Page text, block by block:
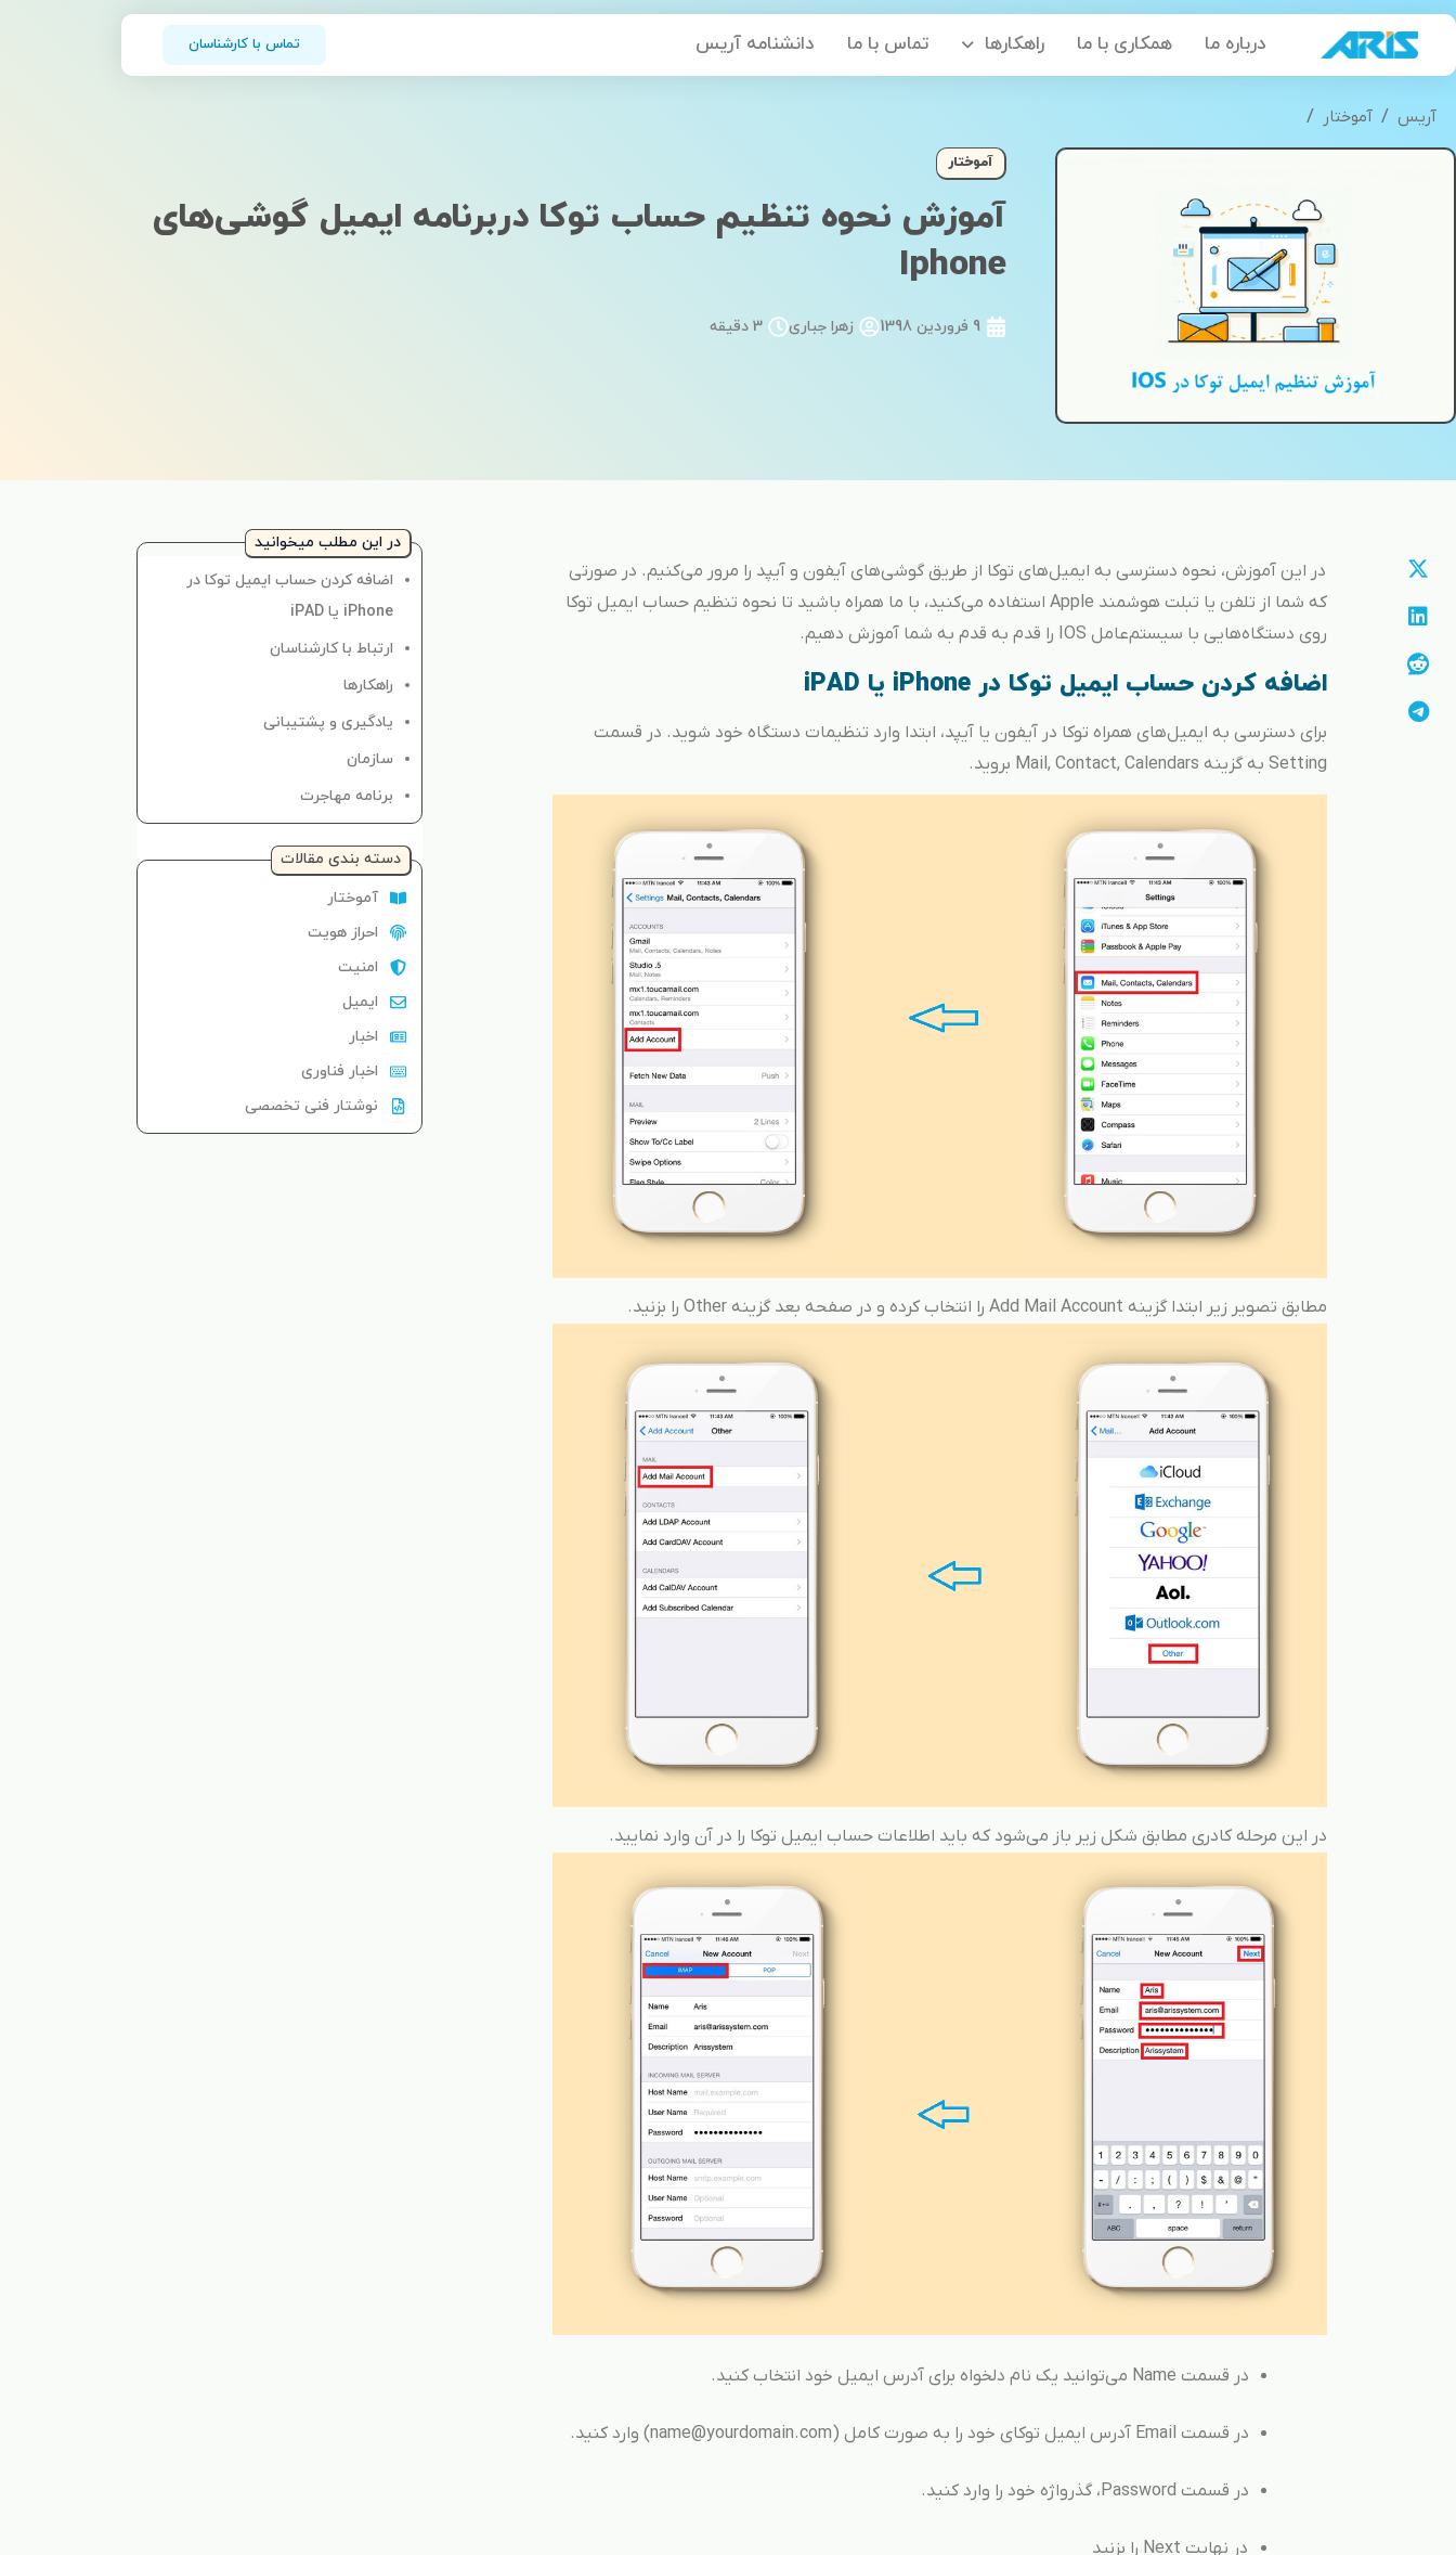
پرش
محتوا
درباره ما همکاری با ما راهکارها تماس با ما دانشنامه آریس تماس با کارشناسان
آریس / آموختار /
آموختار
آموزش نحوه تنظیم حساب توکا دربرنامه ایمیل گوشی‌های
Iphone
9 فروردین 1398 زهرا جباری 3 دقیقه
در این آموزش، نحوه دسترسی به ایمیل‌های توکا از طریق گوشی‌های آیفون و آیپد را مرور می‌کنیم. در صورتی
که شما از تلفن‌ یا تبلت‌ هوشمند Apple استفاده می‌کنید، با ما همراه باشید تا نحوه تنظیم حساب ایمیل توکا
روی دستگاه‌هایی با سیستم‌عامل IOS را قدم به قدم به شما آموزش دهیم.
اضافه کردن حساب ایمیل توکا در iPhone یا iPAD
برای دسترسی به ایمیل‌های همراه توکا در آیفون یا آیپد، ابتدا وارد تنظیمات دستگاه خود شوید. در قسمت
Setting به گزینه Mail, Contact, Calendars بروید.
مطابق تصویر زیر ابتدا گزینه Add Mail Account را انتخاب کرده و در صفحه بعد گزینه Other را بزنید.
در این مرحله کادری مطابق شکل زیر باز می‌شود که باید اطلاعات حساب ایمیل توکا را در آن وارد نمایید.
در قسمت Name می‌توانید یک نام دلخواه برای آدرس ایمیل خود انتخاب کنید.
در قسمت Email آدرس ایمیل توکای خود را به صورت کامل (name@yourdomain.com) وارد کنید.
در قسمت Password، گذرواژه خود را وارد کنید.
در نهایت Next را بزنید
در این مطلب میخوانید
اضافه کردن حساب ایمیل توکا در
iPhone یا iPAD
ارتباط با کارشناسان
راهکارها
یادگیری و پشتیبانی
سازمان
برنامه مهاجرت
دسته‌ بندی مقالات
آموختار
احراز هویت
امنیت
ایمیل
اخبار
اخبار فناوری
نوشتار فنی تخصصی